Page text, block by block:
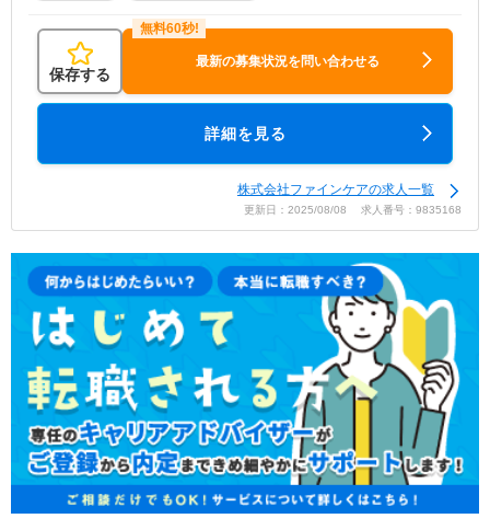
保存する
最新の募集状況を問い合わせる
詳細を見る
株式会社ファインケアの求人一覧
更新日：2025/08/08 求人番号：9835168